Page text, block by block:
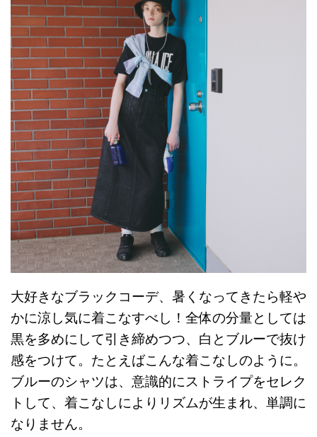
大好きなブラックコーデ、暑くなってきたら軽や
かに涼し気に着こなすべし！全体の分量としては
黒を多めにして引き締めつつ、白とブルーで抜け
感をつけて。たとえばこんな着こなしのように。
ブルーのシャツは、意識的にストライプをセレク
トして、着こなしによりリズムが生まれ、単調に
なりません。